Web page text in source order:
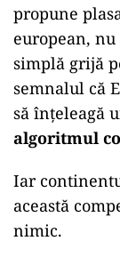
propune
european,
simplă grijă
semnalul că
să înțeleagă
algoritmul
Iar
această
nimic.